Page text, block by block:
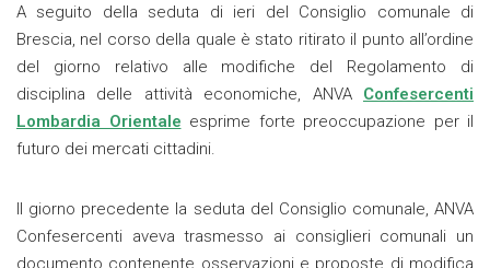
A seguito della seduta di ieri del Consiglio comunale di
Brescia, nel corso della quale è stato ritirato il punto all’ordine
del giorno relativo alle modifiche del Regolamento di
disciplina delle attività economiche, ANVA Confesercenti
Lombardia Orientale esprime forte preoccupazione per il
futuro dei mercati cittadini.
Il giorno precedente la seduta del Consiglio comunale, ANVA
Confesercenti aveva trasmesso ai consiglieri comunali un
documento contenente osservazioni e proposte di modifica